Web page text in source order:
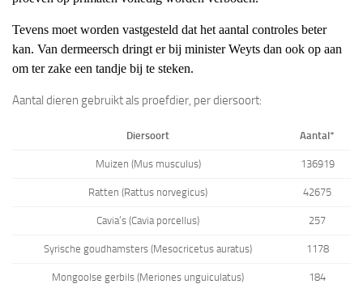
Tevens moet worden vastgesteld dat het aantal controles beter
kan. Van dermeersch dringt er bij minister Weyts dan ook op aan
om ter zake een tandje bij te steken.
Aantal dieren gebruikt als proefdier, per diersoort:
Diersoort Aantal*
Muizen (Mus musculus) 136919
Ratten (Rattus norvegicus) 42675
Cavia’s (Cavia porcellus) 257
Syrische goudhamsters (Mesocricetus auratus) 1178
Mongoolse gerbils (Meriones unguiculatus) 184